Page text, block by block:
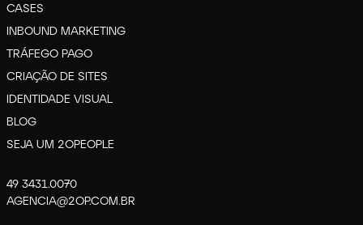
CASES
INBOUND MARKETING
TRÁFEGO PAGO
CRIAÇÃO DE SITES
IDENTIDADE VISUAL
BLOG
SEJA UM 2OPEOPLE
49 3431.0070
AGENCIA@2OP.COM.BR